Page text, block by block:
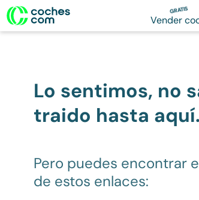
GRATIS
Vender
Lo sentimos, no
traido hasta aquí.
Pero puedes encontrar
de estos enlaces: